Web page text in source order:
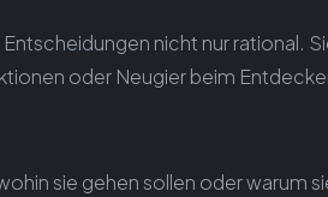
nicht nur rational.
oder Neugier beim
sie gehen sollen oder warum